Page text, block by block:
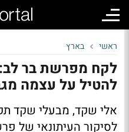
ראשי בארץ
לקח מפרשת בר
להטיל על עצמה
אלי שקד, מבעלי שקד
לסיקור העיתונאי של